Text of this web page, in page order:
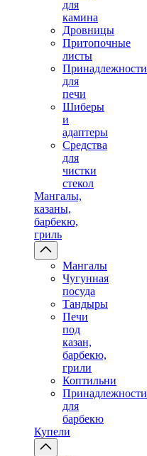
для
камина
Дровницы
Притопочные
листы
Принадлежности
для
печи
Шиберы
и
адаптеры
Средства
для
чистки
стекол
Мангалы,
казаны,
барбекю,
гриль
Мангалы
Чугунная
посуда
Тандыры
Печи
под
казан,
барбекю,
грили
Коптильни
Принадлежности
для
барбекю
Купели